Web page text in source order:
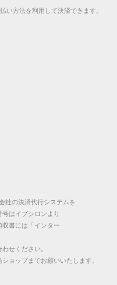
い方法を利用して決済できます。
社の決済代行システムを
はイプシロンより
収書には「インター
せください。
ョップまでお願いいたします。